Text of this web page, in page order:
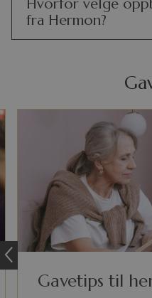
Hvorfor velge
fra Hermon?
Gavetips til